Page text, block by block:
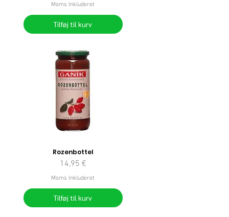
Moms Inkluderet
Tilføj til kurv
Rozenbottel
Pris
14,95 €
Moms Inkluderet
Tilføj til kurv